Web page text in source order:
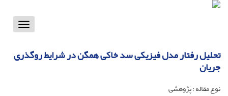
Toggle
تحلیل رفتار مدل فیزیکی سد خاکی همگن در شرایط روگذری
جریان
نوع مقاله : پژوهشی